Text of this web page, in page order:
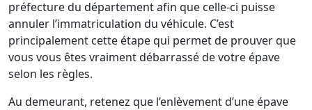
préfecture du département afin que celle-ci puisse
annuler l’immatriculation du véhicule. C’est
principalement cette étape qui permet de prouver que
vous vous êtes vraiment débarrassé de votre épave
selon les règles.
Au demeurant, retenez que l’enlèvement d’une épave